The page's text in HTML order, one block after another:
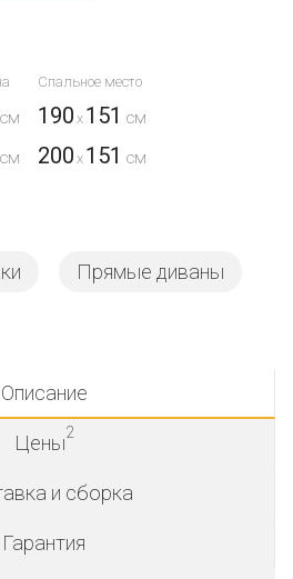
Спальное место
190 x 151
200 x 151
Прямые диваны
Описание
Цены2
и сборка
Гарантия